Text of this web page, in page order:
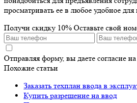
просматривать ее в любое удобное
Получи скидку 10% Оставьте свой
Отправляя форму, вы даете согласие
Похожие статьи
Заказать техплан ввода в
Купить разрешение на ввод